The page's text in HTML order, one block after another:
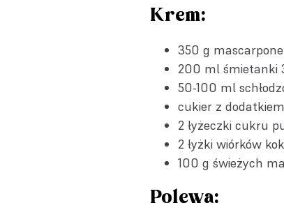
Krem:
350 g mascarpone
200 ml śmietanki
50-100 ml
cukier z
2 łyżeczki cukru
2 łyżki wiórków
100 g świeżych
Polewa: